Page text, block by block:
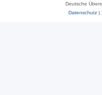
Deutsche
Datenschutz|